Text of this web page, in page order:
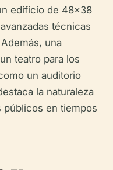
edificio de 48x38
técnicas
una
teatro para los
un auditorio
la naturaleza
en tiempos